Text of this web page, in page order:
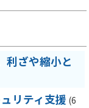
利ざや縮小と
リティ支援 (6